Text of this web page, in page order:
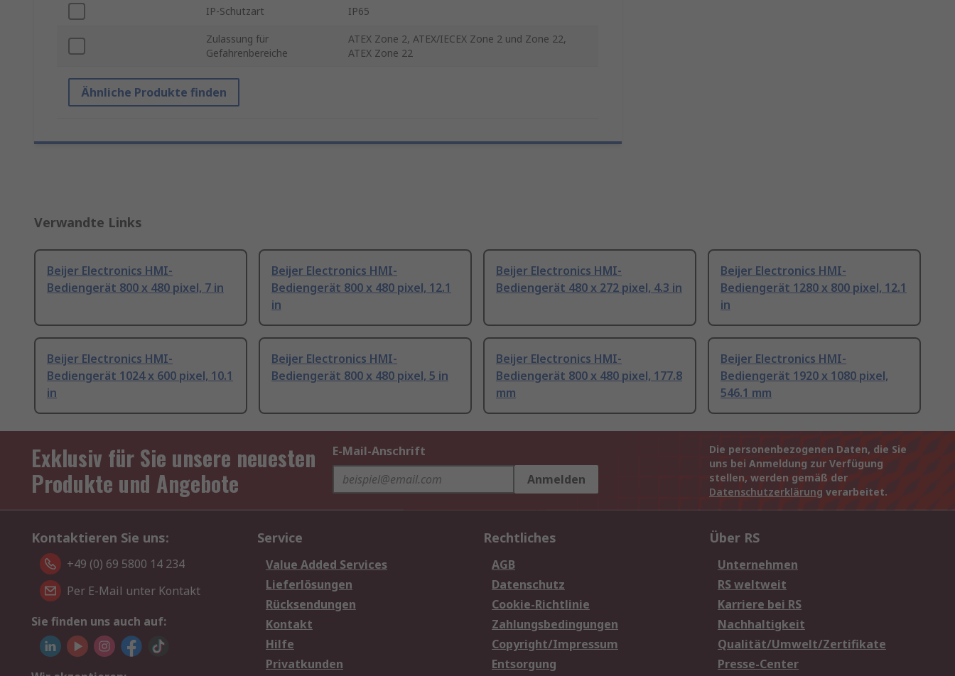
IP-Schutzart IP65
Zulassung für
Gefahrenbereiche
ATEX Zone 2, ATEX/IECEX Zone 2 und Zone 22,
ATEX Zone 22
Ähnliche Produkte finden
Verwandte Links
Beijer Electronics HMI-
Bediengerät 800 x 480 pixel, 7 in
Beijer Electronics HMI-
Bediengerät 800 x 480 pixel, 12.1
in
Beijer Electronics HMI-
Bediengerät 480 x 272 pixel, 4.3 in
Beijer Electronics HMI-
Bediengerät 1280 x 800 pixel, 12.1
in
Beijer Electronics HMI-
Bediengerät 1024 x 600 pixel, 10.1
in
Beijer Electronics HMI-
Bediengerät 800 x 480 pixel, 5 in
Beijer Electronics HMI-
Bediengerät 800 x 480 pixel, 177.8
mm
Beijer Electronics HMI-
Bediengerät 1920 x 1080 pixel,
546.1 mm
Exklusiv für Sie unsere neuesten
Produkte und Angebote
E-Mail-Anschrift
Anmelden
Die personenbezogenen Daten, die Sie
uns bei Anmeldung zur Verfügung
stellen, werden gemäß der
Datenschutzerklärung verarbeitet.
Kontaktieren Sie uns:
+49 (0) 69 5800 14 234
Per E-Mail unter Kontakt
Sie finden uns auch auf:
Service
Value Added Services
Lieferlösungen
Rücksendungen
Kontakt
Hilfe
Privatkunden
Rechtliches
AGB
Datenschutz
Cookie-Richtlinie
Zahlungsbedingungen
Copyright/Impressum
Entsorgung
Über RS
Unternehmen
RS weltweit
Karriere bei RS
Nachhaltigkeit
Qualität/Umwelt/Zertifikate
Presse-Center